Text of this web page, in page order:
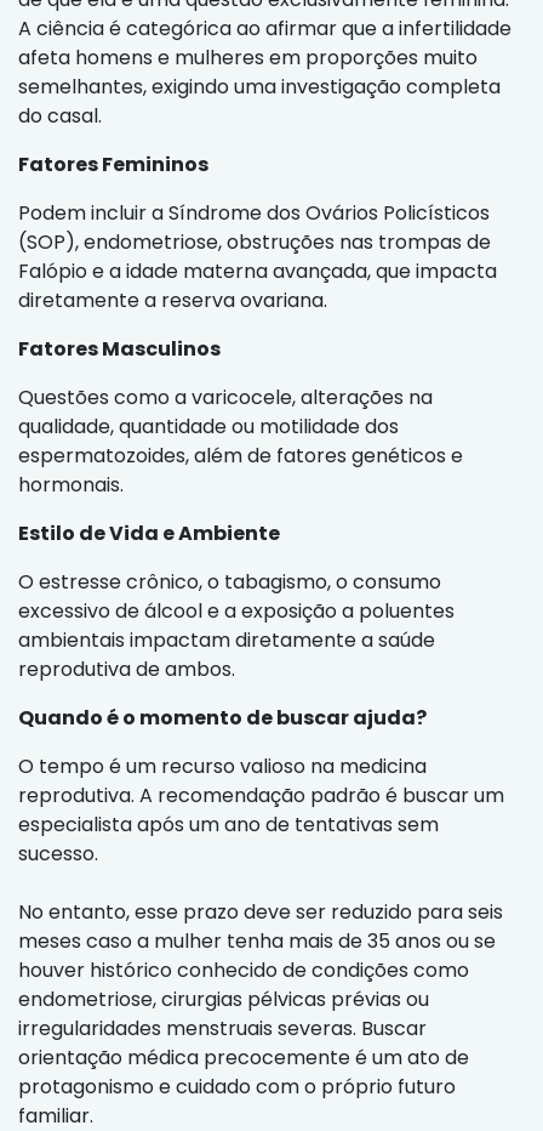
A ciência é categórica ao afirmar que a infertilidade
afeta homens e mulheres em proporções muito
semelhantes, exigindo uma investigação completa
do casal.
Fatores Femininos
Podem incluir a Síndrome dos Ovários Policísticos
(SOP), endometriose, obstruções nas trompas de
Falópio e a idade materna avançada, que impacta
diretamente a reserva ovariana.
Fatores Masculinos
Questões como a varicocele, alterações na
qualidade, quantidade ou motilidade dos
espermatozoides, além de fatores genéticos e
hormonais.
Estilo de Vida e Ambiente
O estresse crônico, o tabagismo, o consumo
excessivo de álcool e a exposição a poluentes
ambientais impactam diretamente a saúde
reprodutiva de ambos.
Quando é o momento de buscar ajuda?
O tempo é um recurso valioso na medicina
reprodutiva. A recomendação padrão é buscar um
especialista após um ano de tentativas sem
sucesso.
No entanto, esse prazo deve ser reduzido para seis
meses caso a mulher tenha mais de 35 anos ou se
houver histórico conhecido de condições como
endometriose, cirurgias pélvicas prévias ou
irregularidades menstruais severas. Buscar
orientação médica precocemente é um ato de
protagonismo e cuidado com o próprio futuro
familiar.